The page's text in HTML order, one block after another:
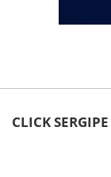
CLICK SERGIPE